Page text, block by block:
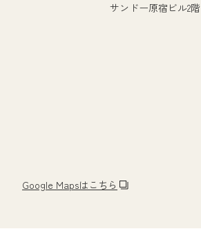
Google Mapsはこちら
サンドー原宿ビル2階